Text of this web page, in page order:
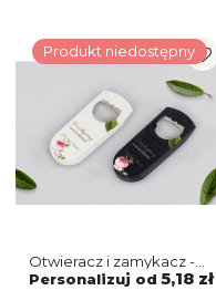
Produkt niedostępny
Otwieracz i zamykacz -
Dream Motyw 2
Personalizuj od 5,18 zł